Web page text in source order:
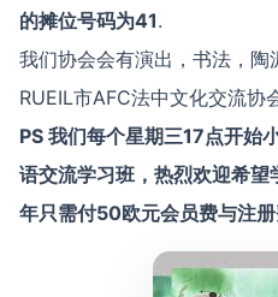
的摊位号码为41.
我们协会会有演出，书法，陶
RUEIL市AFC法中文化交流协
PS 我们每个星期三17点开始
语交流学习班，热烈欢迎希
年只需付50欧元会员费与注